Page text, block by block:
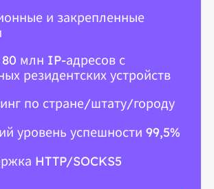
и закрепленные
млн IP-адресов с
резидентских устройств
по стране/штату/городу
уровень успешности 99,5%
HTTP/SOCKS5